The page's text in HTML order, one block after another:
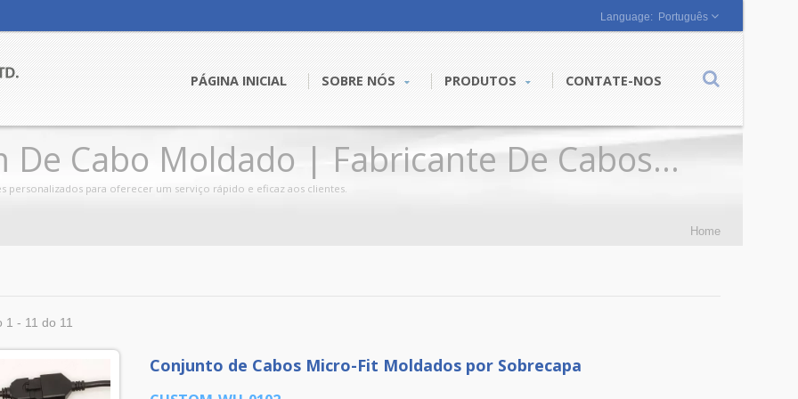
Português
PÁGINA INICIAL SOBRE NÓS PRODUTOS CONTATE-NOS
De Cabo Moldado | Fabricante De Cabos
De Fios - JIA YI
personalizados para oferecer um serviço rápido e eficaz aos clientes.
Home
1 - 11 do 11
Conjunto de Cabos Micro-Fit Moldados por Sobrecapa